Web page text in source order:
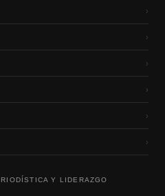
›
›
›
›
›
›
Y LIDERAZGO